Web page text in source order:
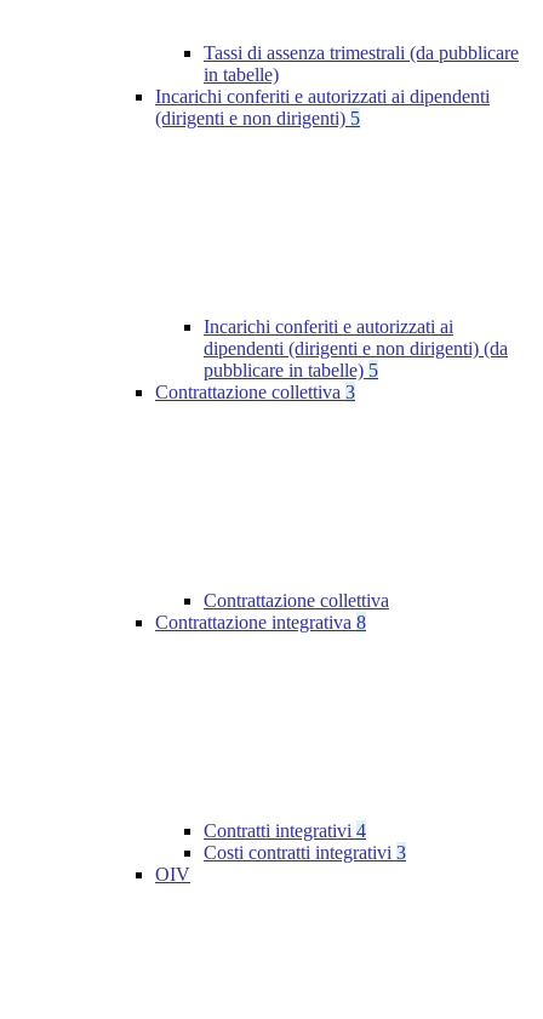
Tassi di assenza trimestrali (da pubblicare
in tabelle)
Incarichi conferiti e autorizzati ai dipendenti
(dirigenti e non dirigenti) 5
Incarichi conferiti e autorizzati ai
dipendenti (dirigenti e non dirigenti) (da
pubblicare in tabelle) 5
Contrattazione collettiva 3
Contrattazione collettiva
Contrattazione integrativa 8
Contratti integrativi 4
Costi contratti integrativi 3
OIV